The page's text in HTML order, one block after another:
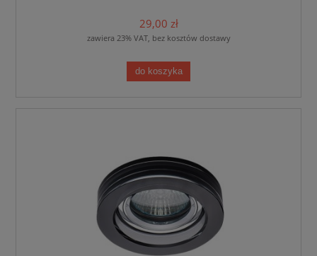
29,00 zł
zawiera 23% VAT, bez kosztów dostawy
do koszyka